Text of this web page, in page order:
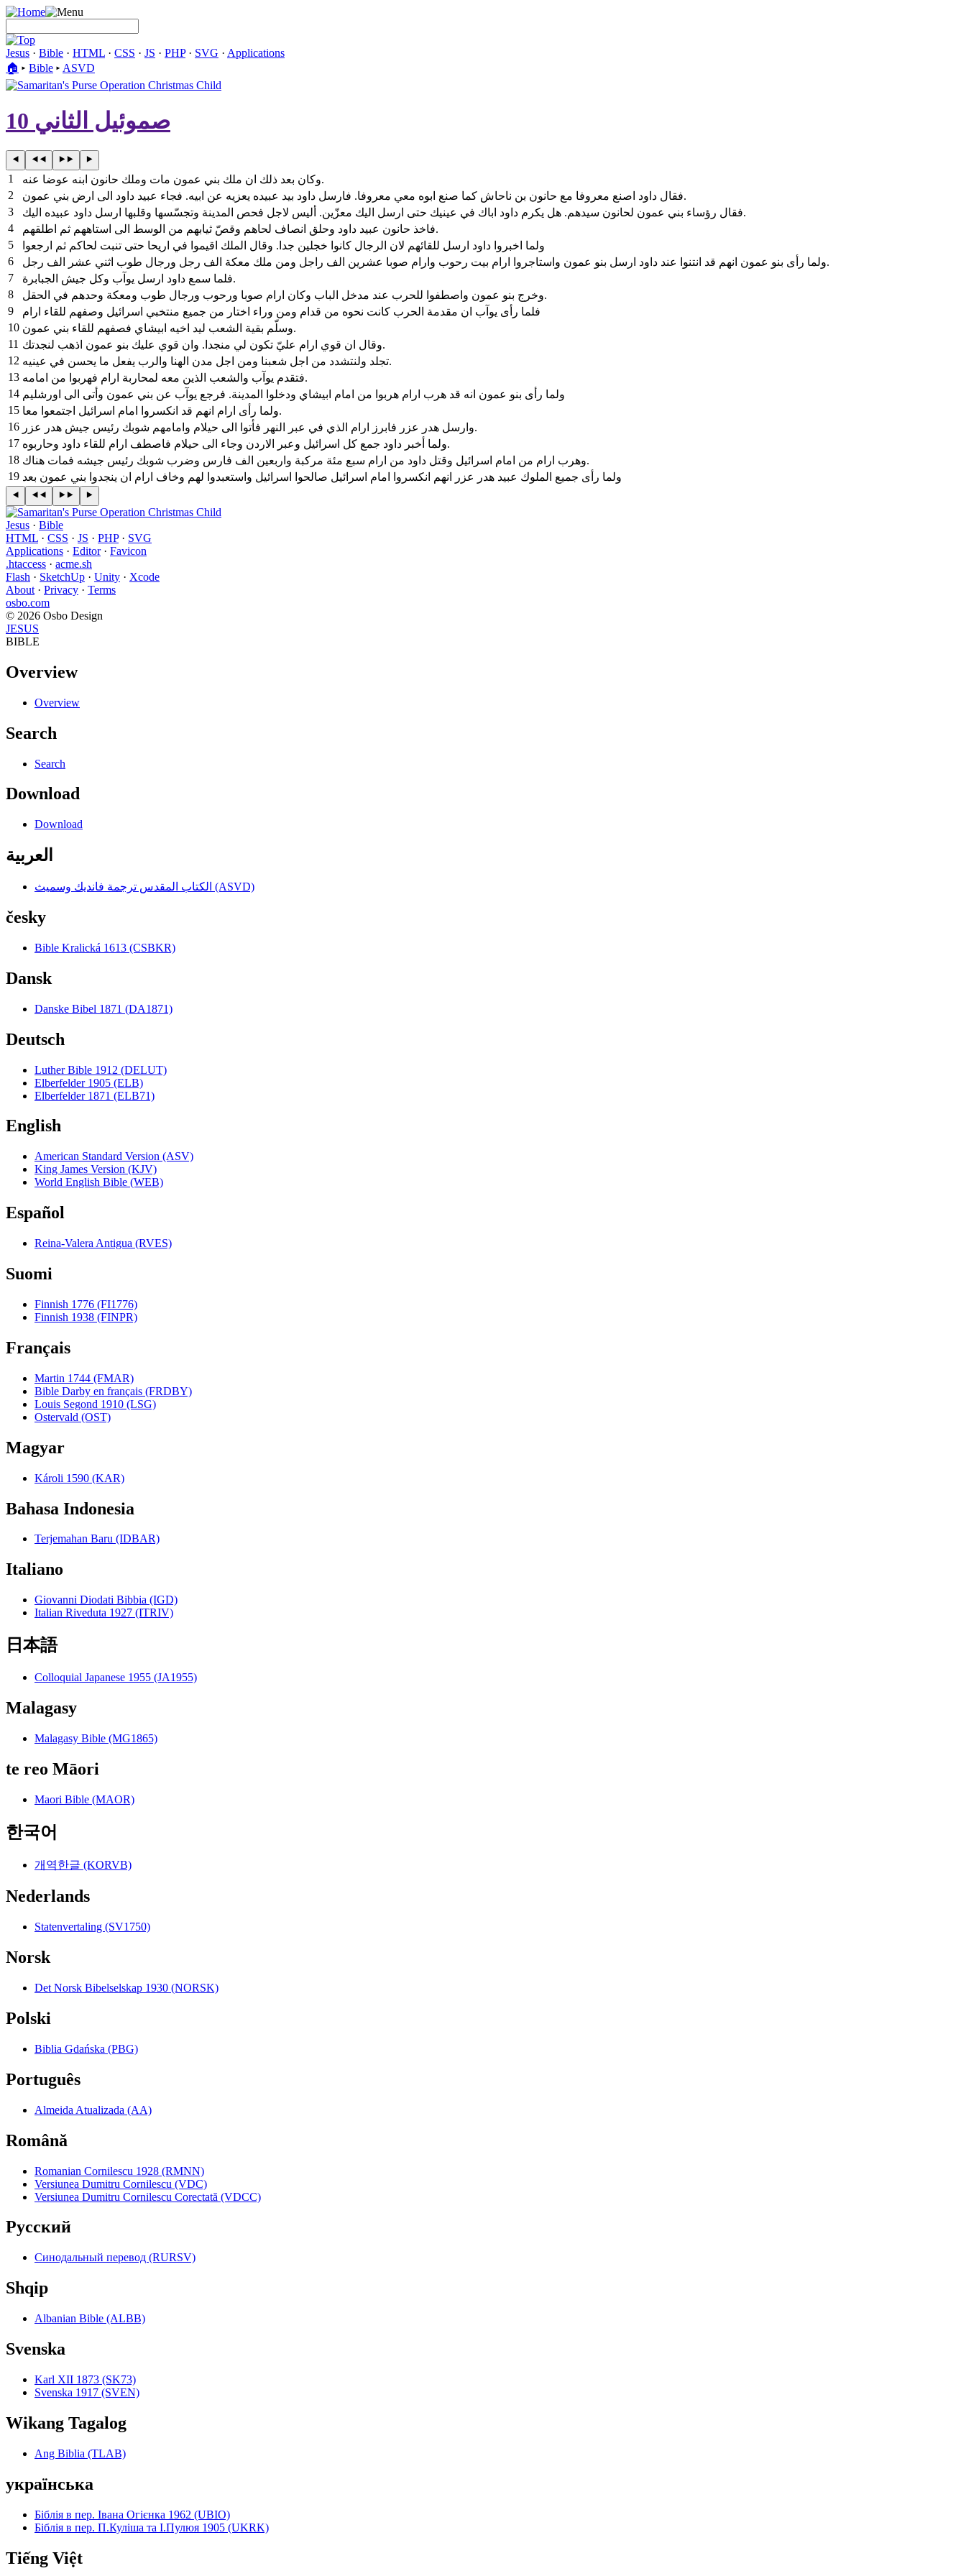
Jesus · Bible · HTML · CSS · JS · PHP· SVG · Applications
🏠︎ ▸ Bible ▸ ASVD
صموئيل الثاني 10
1
وكان بعد ذلك ان ملك بني عمون مات وملك حانون ابنه عوضا عنه.
2
فقال داود اصنع معروفا مع حانون بن ناحاش كما صنع ابوه معي معروفا. فارسل داود بيد عبيده يعزيه عن ابيه. فجاء عبيد داود الى ارض بني عمون.
3
فقال رؤساء بني عمون لحانون سيدهم. هل يكرم داود اباك في عينيك حتى ارسل اليك معزّين. أليس لاجل فحص المدينة وتجسّسها وقلبها ارسل داود عبيده اليك.
4
فاخذ حانون عبيد داود وحلق انصاف لحاهم وقصّ ثيابهم من الوسط الى استاههم ثم اطلقهم.
5
ولما اخبروا داود ارسل للقائهم لان الرجال كانوا خجلين جدا. وقال الملك اقيموا في اريحا حتى تنبت لحاكم ثم ارجعوا
6
ولما رأى بنو عمون انهم قد انتنوا عند داود ارسل بنو عمون واستاجروا ارام بيت رحوب وارام صوبا عشرين الف راجل ومن ملك معكة الف رجل ورجال طوب اثني عشر الف رجل.
7
فلما سمع داود ارسل يوآب وكل جيش الجبابرة.
8
وخرج بنو عمون واصطفوا للحرب عند مدخل الباب وكان ارام صوبا ورحوب ورجال طوب ومعكة وحدهم في الحقل.
9
فلما رأى يوآب ان مقدمة الحرب كانت نحوه من قدام ومن وراء اختار من جميع منتخبي اسرائيل وصفهم للقاء ارام
10
وسلّم بقية الشعب ليد اخيه ابيشاي فصفهم للقاء بني عمون.
11
وقال ان قوي ارام عليّ تكون لي منجدا. وان قوي عليك بنو عمون اذهب لنجدتك.
12
تجلد ولنتشدد من اجل شعبنا ومن اجل مدن الهنا والرب يفعل ما يحسن في عينيه.
13
فتقدم يوآب والشعب الذين معه لمحاربة ارام فهربوا من امامه.
14 ولما رأى بنو عمون انه قد هرب ارام هربوا من امام ابيشاي ودخلوا المدينة. فرجع يوآب عن بني عمون وأتى الى اورشليم
15
ولما رأى ارام انهم قد انكسروا امام اسرائيل اجتمعوا معا.
16
وارسل هدر عزر فابرز ارام الذي في عبر النهر فأتوا الى حيلام وامامهم شوبك رئيس جيش هدر عزر.
17
ولما أخبر داود جمع كل اسرائيل وعبر الاردن وجاء الى حيلام فاصطف ارام للقاء داود وحاربوه.
18
وهرب ارام من امام اسرائيل وقتل داود من ارام سبع مئة مركبة واربعين الف فارس وضرب شوبك رئيس جيشه فمات هناك.
19 ولما رأى جميع الملوك عبيد هدر عزر انهم انكسروا امام اسرائيل صالحوا اسرائيل واستعبدوا لهم وخاف ارام ان ينجدوا بني عمون بعد
Jesus · Bible
HTML · CSS · JS · PHP· SVG
Applications · Editor· Favicon
.htaccess · acme.sh
Flash · SketchUp · Unity · Xcode
About · Privacy · Terms
osbo.com
© 2026 Osbo Design
JESUS
BIBLE
Overview
Overview
Search
Search
Download
Download
العربية
الكتاب المقدس ترجمة فانديك وسميث (ASVD)
česky
Bible Kralická 1613 (CSBKR)
Dansk
Danske Bibel 1871 (DA1871)
Deutsch
Luther Bible 1912 (DELUT)
Elberfelder 1905 (ELB)
Elberfelder 1871 (ELB71)
English
American Standard Version (ASV)
King James Version (KJV)
World English Bible (WEB)
Español
Reina-Valera Antigua (RVES)
Suomi
Finnish 1776 (FI1776)
Finnish 1938 (FINPR)
Français
Martin 1744 (FMAR)
Bible Darby en français (FRDBY)
Louis Segond 1910 (LSG)
Ostervald (OST)
Magyar
Károli 1590 (KAR)
Bahasa Indonesia
Terjemahan Baru (IDBAR)
Italiano
Giovanni Diodati Bibbia (IGD)
Italian Riveduta 1927 (ITRIV)
日本語
Colloquial Japanese 1955 (JA1955)
Malagasy
Malagasy Bible (MG1865)
te reo Māori
Maori Bible (MAOR)
한국어
개역한글 (KORVB)
Nederlands
Statenvertaling (SV1750)
Norsk
Det Norsk Bibelselskap 1930 (NORSK)
Polski
Biblia Gdańska (PBG)
Português
Almeida Atualizada (AA)
Română
Romanian Cornilescu 1928 (RMNN)
Versiunea Dumitru Cornilescu (VDC)
Versiunea Dumitru Cornilescu Corectată (VDCC)
Pyccкий
Синодальный перевод (RURSV)
Shqip
Albanian Bible (ALBB)
Svenska
Karl XII 1873 (SK73)
Svenska 1917 (SVEN)
Wikang Tagalog
Ang Biblia (TLAB)
українська
Біблія в пер. Івана Огієнка 1962 (UBIO)
Біблія в пер. П.Куліша та І.Пулюя 1905 (UKRK)
Tiếng Việt